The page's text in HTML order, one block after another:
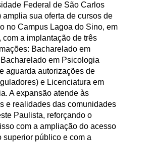
Federal de São Carlos
amplia sua oferta de cursos de
no Campus Lagoa do Sino, em
com a implantação de três
Bacharelado em
em Psicologia
aguarda autorizações de
e Licenciatura em
A expansão atende às
e realidades das comunidades
Paulista, reforçando o
com a ampliação do acesso
superior público e com a